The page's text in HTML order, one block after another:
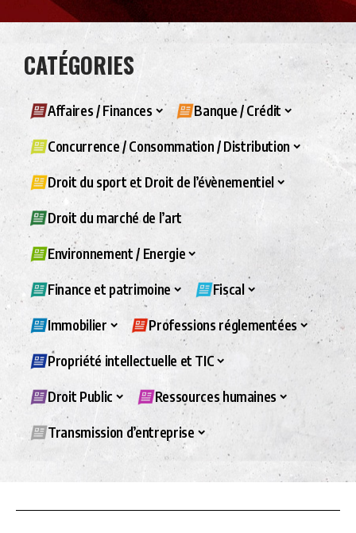
CATÉGORIES
Affaires / Finances Banque / Crédit
Concurrence / Consommation / Distribution
Droit du sport et Droit de l’évènementiel
Droit du marché de l’art
Environnement / Energie
Finance et patrimoine Fiscal
Immobilier Professions réglementées
Propriété intellectuelle et TIC
Droit Public Ressources humaines
Transmission d’entreprise